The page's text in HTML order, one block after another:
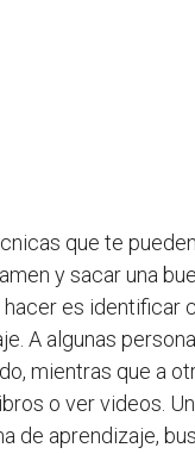
que te
y sacar una
es identificar
A algunas
mientras que a
o ver videos.
de aprendizaje,